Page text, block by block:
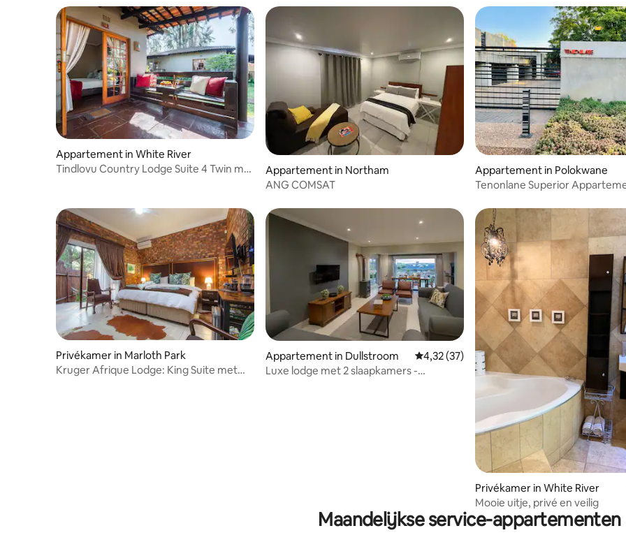
Appartement in White River
Tindlovu Country Lodge Suite 4 Twin met
Appartement in Northam
ANG COMSAT
Appartement in Polokwane
Tenonlane Superior
Privékamer in Marloth Park
Kruger Afrique Lodge: King Suite met
Appartement in Dullstroom Gemiddelde beoordeling van 4,32 uit 5, 37
4,32 (37)
Luxe lodge met 2 slaapkamers -
Privékamer in White River
Mooie uitje, privé en veilig
Maandelijkse service-appartementen